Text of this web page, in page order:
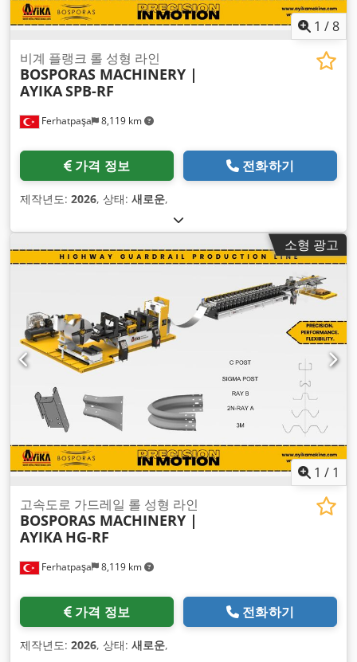
1 /8
Ferhatpaşa 8,119 km
비계 플랭크 롤 성형 라인
BOSPORAS MACHINERY |
AYIKASPB-RF
가격 정보 전화하기
제작년도: 2026, 상태: 새로운,
소형 광고
1 / 1
Ferhatpaşa 8,119 km
고속도로 가드레일 롤 성형 라인
BOSPORAS MACHINERY |
AYIKA HG-RF
가격 정보 전화하기
제작년도: 2026, 상태: 새로운,